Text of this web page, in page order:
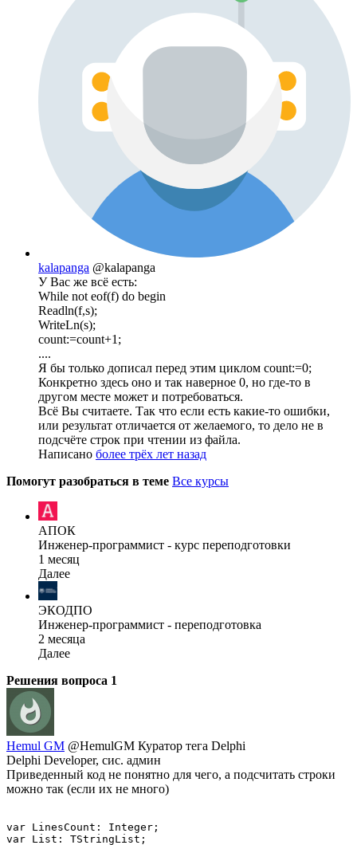
kalapanga @kalapanga
У Вас же всё есть:
While not eof(f) do begin
Readln(f,s);
WriteLn(s);
count:=count+1;
....
Я бы только дописал перед этим циклом count:=0;
Конкретно здесь оно и так наверное 0, но где-то в
другом месте может и потребоваться.
Всё Вы считаете. Так что если есть какие-то ошибки,
или результат отличается от желаемого, то дело не в
подсчёте строк при чтении из файла.
Написано более трёх лет назад
Помогут разобраться в теме Все курсы
АПОК
Инженер-программист - курс переподготовки
1 месяц
Далее
ЭКОДПО
Инженер-программист - переподготовка
2 месяца
Далее
Решения вопроса 1
Hemul GM @HemulGM Куратор тега Delphi
Delphi Developer, сис. админ
Приведенный код не понятно для чего, а подсчитать строки
можно так (если их не много)
var LinesCount: Integer;
var List: TStringList;